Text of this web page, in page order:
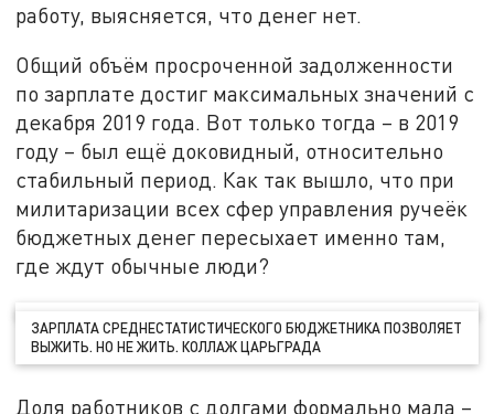
работу, выясняется, что денег нет.
Общий объём просроченной задолженности
по зарплате достиг максимальных значений с
декабря 2019 года. Вот только тогда – в 2019
году – был ещё доковидный, относительно
стабильный период. Как так вышло, что при
милитаризации всех сфер управления ручеёк
бюджетных денег пересыхает именно там,
где ждут обычные люди?
ЗАРПЛАТА СРЕДНЕСТАТИСТИЧЕСКОГО БЮДЖЕТНИКА ПОЗВОЛЯЕТ
ВЫЖИТЬ. НО НЕ ЖИТЬ. КОЛЛАЖ ЦАРЬГРАДА
Доля работников с долгами формально мала –